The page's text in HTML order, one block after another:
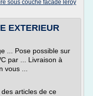
sous couche facade leroy
EXTERIEUR
... Pose possible sur
par ... Livraison à
vous ...
des articles de ce